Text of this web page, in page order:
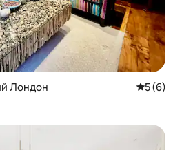
Лондон Середня
5 (6)